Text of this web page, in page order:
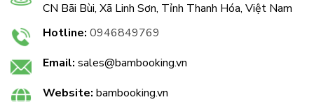
CN Bãi Bùi, Xã Linh Sơn, Tỉnh Thanh Hóa, Việt Nam
Hotline: 0946849769
Email: sales@bambooking.vn
Website: bambooking.vn